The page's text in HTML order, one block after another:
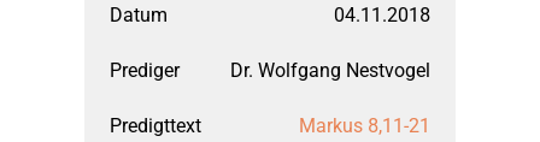
04.11.2018
Dr. Wolfgang Nestvogel
Markus 8,11-21